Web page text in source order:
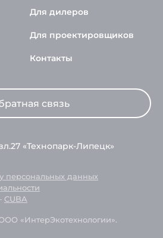
Для дилеров
Для проектировщиков
Контакты
связь
«Технопарк-Липецк»
персональных данных
CUBA
«ИнтерЭкотехнологии».